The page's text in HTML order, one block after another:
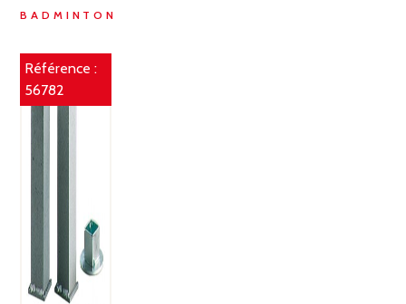
BADMINTON
Référence :
56782